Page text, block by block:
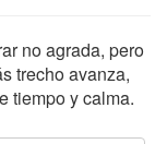
no agrada, pero
trecho avanza,
tiempo y calma.